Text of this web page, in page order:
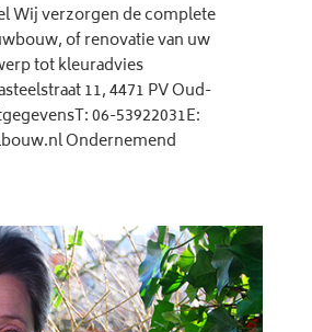
Wij verzorgen de complete
of renovatie van uw
tot kleuradvies
11, 4471 PV Oud-
06-53922031E:
Ondernemend